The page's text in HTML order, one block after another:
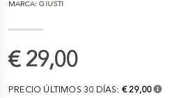
MARCA:GIUSTI
€ 29,00
PRECIO ÚLTIMOS 30 DÍAS: € 29,00